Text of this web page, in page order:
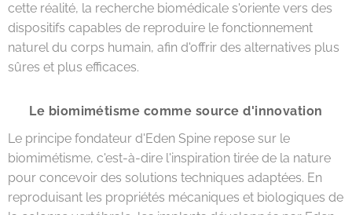
cette réalité, la recherche biomédicale s'oriente vers des
dispositifs capables de reproduire le fonctionnement
naturel du corps humain, afin d'offrir des alternatives plus
sûres et plus efficaces.
Le biomimétisme comme source d'innovation
Le principe fondateur d'Eden Spine repose sur le
biomimétisme, c'est-à-dire l'inspiration tirée de la nature
pour concevoir des solutions techniques adaptées. En
reproduisant les propriétés mécaniques et biologiques de